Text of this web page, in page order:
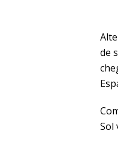
de
Sol